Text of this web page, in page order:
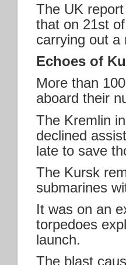
The UK
that on 21st
carrying out a
Echoes of
More than
aboard their
The Kremlin
declined
late to save
The Kursk
submarines
It was on an
torpedoes
launch.
The blast